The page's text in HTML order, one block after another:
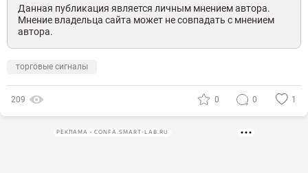
Данная публикация является личным мнением автора.
Мнение владельца сайта может не совпадать с мнением
автора.
торговые сигналы
209 0 0 1
РЕКЛАМА • CONFA.SMART-LAB.RU